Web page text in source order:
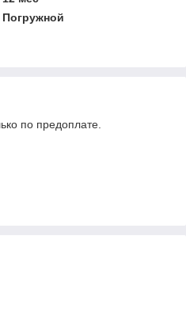
Погружной
по предоплате.